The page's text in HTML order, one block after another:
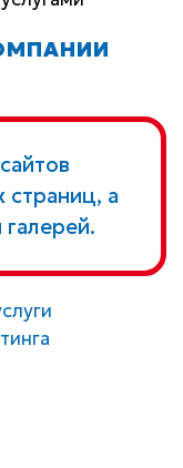
страниц, а